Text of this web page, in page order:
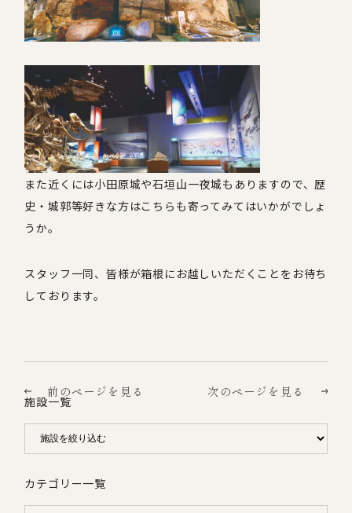
施設一覧
カテゴリー一覧
また近くには小田原城や石垣山一夜城もありますので、歴
史・城郭等好きな方はこちらも寄ってみてはいかがでしょ
うか。
スタッフ一同、皆様が箱根にお越しいただくことをお待ち
しております。
前のページを見る 次のページを見る